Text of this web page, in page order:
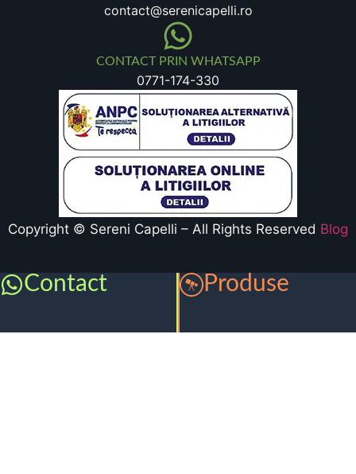
contact@serenicapelli.ro
CONTACT PRIN WHATSAPP
0771-174-330
Copyright © Sereni Capelli – All Rights Reserved Blog
Contact Produse